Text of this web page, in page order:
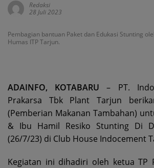
Redaksi
28 Juli 2023
Pembagian bantuan Paket dan Edukasi Stunting
Humas ITP Tarjun.
ADAINFO, KOTABARU – PT.
Prakarsa Tbk Plant Tarjun
(Pemberian Makanan Tambahan)
& Ibu Hamil Resiko Stunting Di
(26/7/23) di Club House Indocement
Kegiatan ini dihadiri oleh ketua TP